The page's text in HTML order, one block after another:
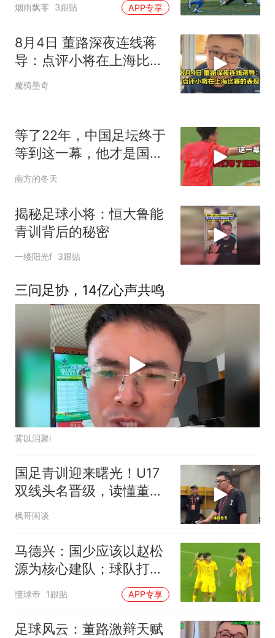
烟雨飘零 3跟贴 APP专享
8月4日 董路深夜连线蒋
导：点评小将在上海比赛
的表现，听听看
魔骑墨奇
等了22年，中国足坛终于
等到这一幕，他才是国少
破局的唯一钥匙
南方的冬天
揭秘足球小将：恒大鲁能
青训背后的秘密
一缕阳光f 3跟贴
三问足协，14亿心声共鸣
雾以泪聚i
国足青训迎来曙光！U17
双线头名晋级，读懂董路
真正的青训价值
枫哥闲谈
马德兴：国少应该以赵松
源为核心建队；球队打法
还是缺少变化
懂球帝 1跟贴 APP专享
足球风云：董路激辩天赋